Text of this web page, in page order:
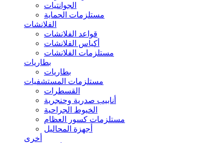
الجوانتيات
مستلزمات الحماية
الفلانشات
قواعد الفلانشات
أكياس الفلانشات
مستلزمات الفلانشات
بطاريات
بطاريات
مستلزمات المستشفيات
القسطرات
أنابيب صدرية وحنجرية
الخيوط الجراحية
مستلزمات كسور العظام
أجهزة المحاليل
أخرى